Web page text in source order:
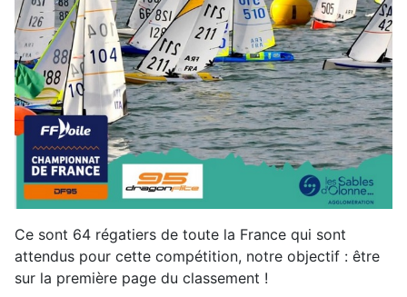
Ce sont 64 régatiers de toute la France qui sont
attendus pour cette compétition, notre objectif : être
sur la première page du classement !